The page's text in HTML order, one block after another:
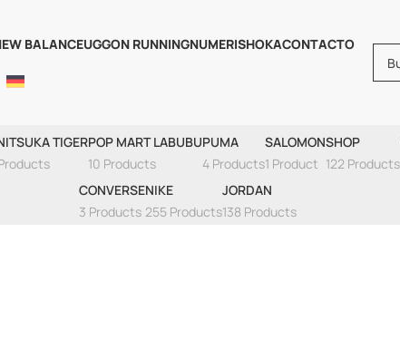
BALANCEUGGON RUNNINGNUMERISHOKACONTACTO
TIGERPOP MART LABUBU
10 Products
PUMA
4 Products
SALOMON
1 Product
SHOP
122 Products
CONVERSE
3 Products
NIKE
255 Products
JORDAN
138 Products